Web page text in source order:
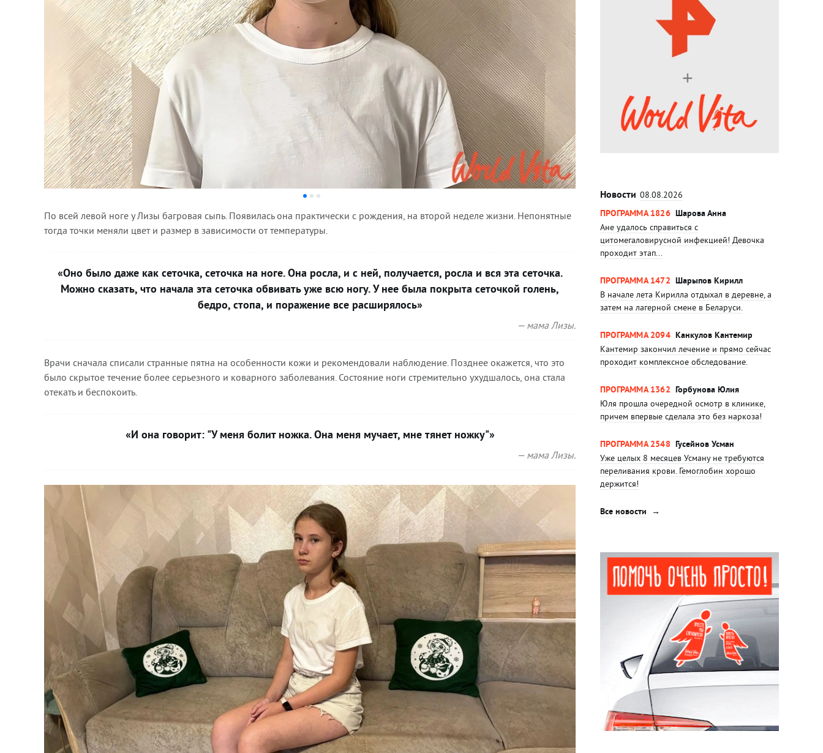
По всей левой ноге у Лизы багровая сыпь. Появилась она практически с рождения, на второй неделе жизни. Непонятные
тогда точки меняли цвет и размер в зависимости от температуры.
«Оно было даже как сеточка, сеточка на ноге. Она росла, и с ней, получается, росла и вся эта сеточка.
Можно сказать, что начала эта сеточка обвивать уже всю ногу. У нее была покрыта сеточкой голень,
бедро, стопа, и поражение все расширялось»
— мама Лизы.
Врачи сначала списали странные пятна на особенности кожи и рекомендовали наблюдение. Позднее окажется, что это
было скрытое течение более серьезного и коварного заболевания. Состояние ноги стремительно ухудшалось, она стала
отекать и беспокоить.
«И она говорит: "У меня болит ножка. Она меня мучает, мне тянет ножку"»
— мама Лизы.
Новости 08.08.2026
ПРОГРАММА 1826 Шарова Анна
Ане удалось справиться с
цитомегаловирусной инфекцией! Девочка
проходит этап...
ПРОГРАММА 1472 Шарыпов Кирилл
В начале лета Кирилла отдыхал в деревне, а
затем на лагерной смене в Беларуси.
ПРОГРАММА 2094 Канкулов Кантемир
Кантемир закончил лечение и прямо сейчас
проходит комплексное обследование.
ПРОГРАММА 1362 Горбунова Юлия
Юля прошла очередной осмотр в клинике,
причем впервые сделала это без наркоза!
ПРОГРАММА 2548 Гусейнов Усман
Уже целых 8 месяцев Усману не требуются
переливания крови. Гемоглобин хорошо
держится!
Все новости